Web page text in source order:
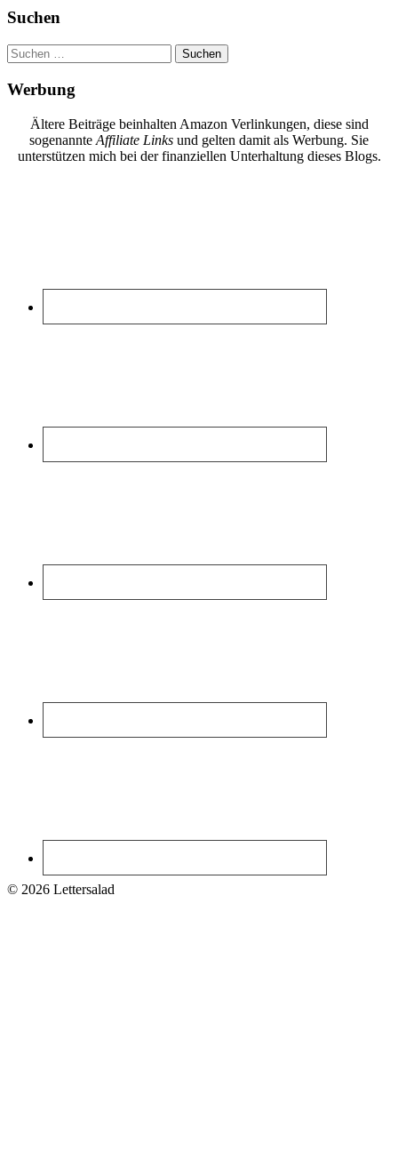
Suchen
Suchen
nach:
Werbung
Ältere Beiträge beinhalten Amazon Verlinkungen, diese sind
sogenannte Affiliate Links und gelten damit als Werbung. Sie
unterstützen mich bei der finanziellen Unterhaltung dieses Blogs.
© 2026 Lettersalad